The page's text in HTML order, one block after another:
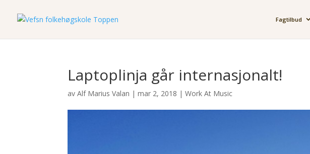
Fagtilbud
Laptoplinja går internasjonalt!
avAlf Marius Valan |mar 2, 2018 |Work At Music